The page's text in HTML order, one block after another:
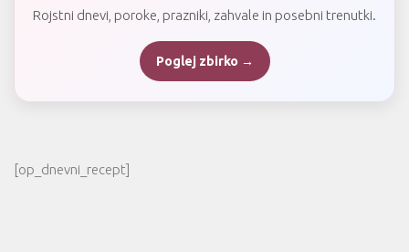
Rojstni dnevi, poroke, prazniki, zahvale in posebni trenutki.
Poglej zbirko →
[op_dnevni_recept]